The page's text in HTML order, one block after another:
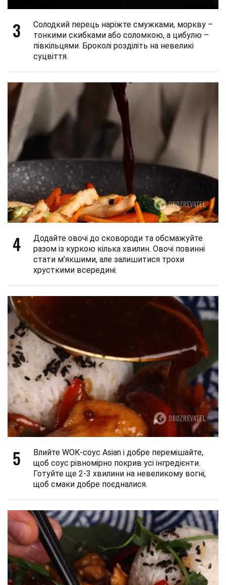
3
Солодкий перець наріжте смужками, моркву –
тонкими скибками або соломкою, а цибулю –
півкільцями. Броколі розділіть на невеликі
суцвіття.
4
Додайте овочі до сковороди та обсмажуйте
разом із куркою кілька хвилин. Овочі повинні
стати м’якшими, але залишитися трохи
хрусткими всередині.
5
Влийте WOK-соус Asian і добре перемішайте,
щоб соус рівномірно покрив усі інгредієнти.
Готуйте ще 2-3 хвилини на невеликому вогні,
щоб смаки добре поєдналися.